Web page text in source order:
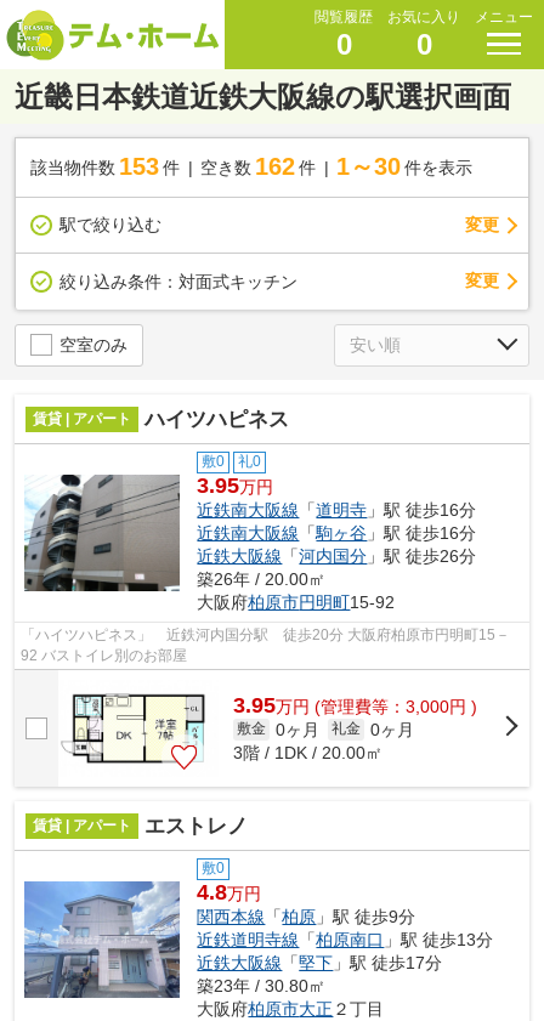
閲覧履歴
0
お気に入り
0
メニュー
近畿日本鉄道近鉄大阪線の駅選択画面
該当物件数 153件 空き数 162 件 1～30 件を表示
駅で絞り込む 変更
絞り込み条件： 対面式キッチン 変更
空室のみ
賃貸 | アパート ハイツハピネス
敷0 礼0
3.95万円
近鉄南大阪線 「道明寺 」駅 徒歩16分
近鉄南大阪線 「駒ヶ谷 」駅 徒歩16分
近鉄大阪線 「河内国分 」駅 徒歩26分
築26年 / 20.00㎡
大阪府柏原市円明町15-92
「ハイツハピネス」 近鉄河内国分駅 徒歩20分 大阪府柏原市円明町15－
92 バストイレ別のお部屋
3.95万円 (管理費等：3,000円 )
敷金 0ヶ月 礼金 0ヶ月
3階 / 1DK / 20.00㎡
賃貸 | アパート エストレノ
敷0
4.8万円
関西本線 「柏原 」駅 徒歩9分
近鉄道明寺線 「柏原南口 」駅 徒歩13分
近鉄大阪線 「堅下 」駅 徒歩17分
築23年 / 30.80㎡
大阪府柏原市大正 ２丁目